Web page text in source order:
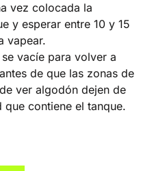
vez colocada la
y esperar entre 10 y 15
vapear.
vacíe para volver a
de que las zonas de
ver algodón dejen de
contiene el tanque.